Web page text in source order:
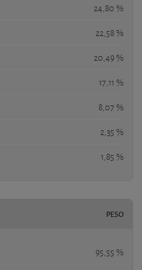
24,80 %
22,58 %
20,49 %
17,11 %
8,07 %
2,35 %
1,85 %
PESO
95,55 %